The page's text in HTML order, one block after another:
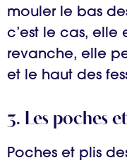
mouler le bas
c’est le cas, elle
revanche, elle
et le haut des
3. Les poches
Poches et plis